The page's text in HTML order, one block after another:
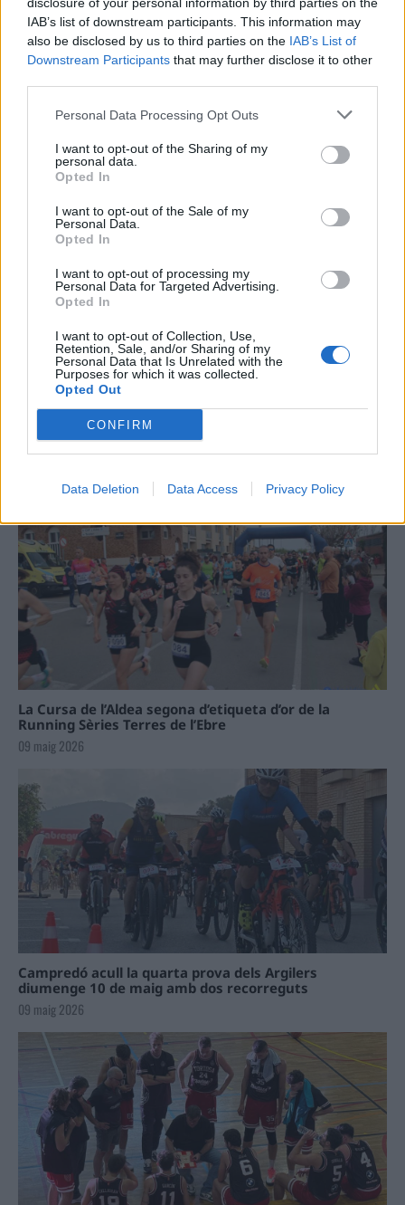
IAB’s list of downstream participants. This information may
also be disclosed by us to third parties on the IAB’s List of
Downstream Participants that may further disclose it to other
Personal Data Processing Opt Outs
I want to opt-out of the Sharing of my
personal data.
Opted In
I want to opt-out of the Sale of my
Personal Data.
Opted In
I want to opt-out of processing my
Personal Data for Targeted Advertising.
Opted In
I want to opt-out of Collection, Use,
Retention, Sale, and/or Sharing of my
Personal Data that Is Unrelated with the
Purposes for which it was collected.
Opted Out
CONFIRM
Data Deletion Data Access Privacy Policy
gastronomia
6 d'agost de 2026
40 peces a concurs
d’Amposta”
Blaumut lidera el cartell musical de les
La Cursa de l’Aldea segona d’etiqueta d’or de la
Running Sèries Terres de l’Ebre
09 maig 2026
Campredó acull la quarta prova dels Argilers
diumenge 10 de maig amb dos recorreguts
09 maig 2026